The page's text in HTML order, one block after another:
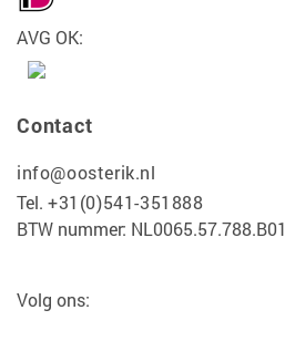
AVG OK:
Contact
info@oosterik.nl
Tel. +31(0)541-351888
BTW nummer: NL0065.57.788.B01
Volg ons: